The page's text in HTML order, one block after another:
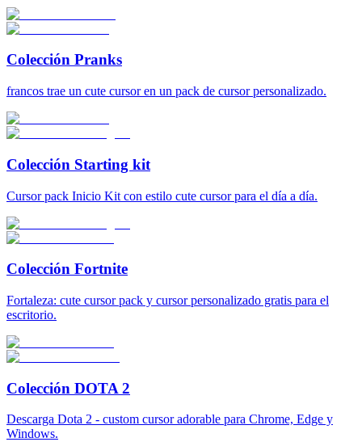
Colección Pranks
francos trae un cute cursor en un pack de cursor personalizado.
Colección Starting kit
Cursor pack Inicio Kit con estilo cute cursor para el día a día.
Colección Fortnite
Fortaleza: cute cursor pack y cursor personalizado gratis para el
escritorio.
Colección DOTA 2
Descarga Dota 2 - custom cursor adorable para Chrome, Edge y
Windows.